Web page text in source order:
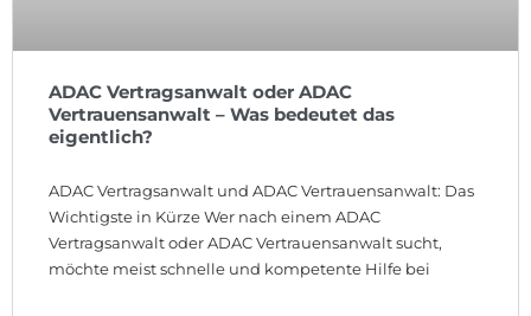
ADAC Vertragsanwalt oder ADAC
Vertrauensanwalt – Was bedeutet das
eigentlich?
ADAC Vertragsanwalt und ADAC Vertrauensanwalt: Das
Wichtigste in Kürze Wer nach einem ADAC
Vertragsanwalt oder ADAC Vertrauensanwalt sucht,
möchte meist schnelle und kompetente Hilfe bei